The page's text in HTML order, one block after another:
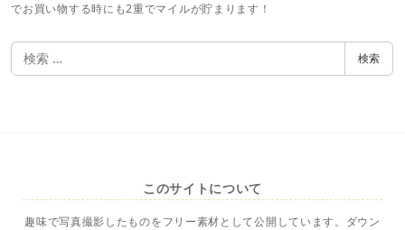
でお買い物する時にも2重でマイルが貯まります！
検
索
検索
このサイトについて
趣味で写真撮影したものをフリー素材として公開しています。ダウン